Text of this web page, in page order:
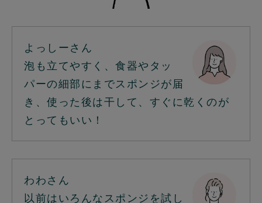
よっしーさん
泡も立てやすく、食器やタッ
パーの細部にまでスポンジが届
き、使った後は干して、すぐに乾くのが
とってもいい！
わわさん
以前はいろんなスポンジを試し